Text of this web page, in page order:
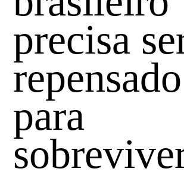
precisa
repensado
para